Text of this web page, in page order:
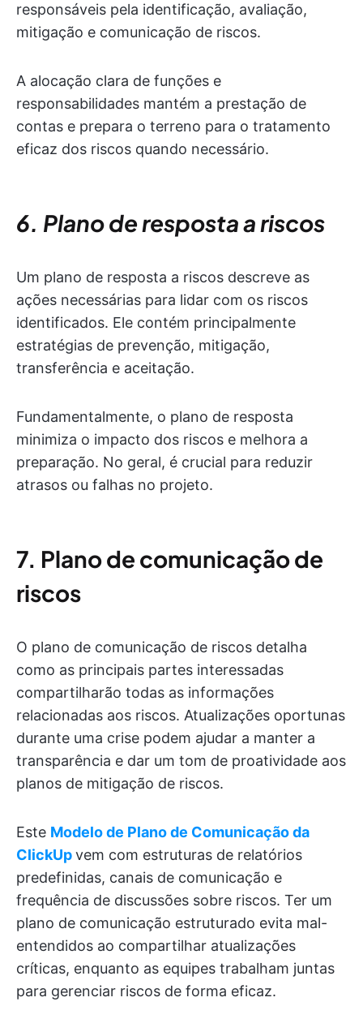
responsáveis pela identificação, avaliação,
mitigação e comunicação de riscos.
A alocação clara de funções e
responsabilidades mantém a prestação de
contas e prepara o terreno para o tratamento
eficaz dos riscos quando necessário.
6. Plano de resposta a riscos
Um plano de resposta a riscos descreve as
ações necessárias para lidar com os riscos
identificados. Ele contém principalmente
estratégias de prevenção, mitigação,
transferência e aceitação.
Fundamentalmente, o plano de resposta
minimiza o impacto dos riscos e melhora a
preparação. No geral, é crucial para reduzir
atrasos ou falhas no projeto.
7. Plano de comunicação de
riscos
O plano de comunicação de riscos detalha
como as principais partes interessadas
compartilharão todas as informações
relacionadas aos riscos. Atualizações oportunas
durante uma crise podem ajudar a manter a
transparência e dar um tom de proatividade aos
planos de mitigação de riscos.
Este Modelo de Plano de Comunicação da
ClickUpvem com estruturas de relatórios
predefinidas, canais de comunicação e
frequência de discussões sobre riscos. Ter um
plano de comunicação estruturado evita mal-
entendidos ao compartilhar atualizações
críticas, enquanto as equipes trabalham juntas
para gerenciar riscos de forma eficaz.